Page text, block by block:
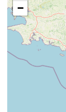
−